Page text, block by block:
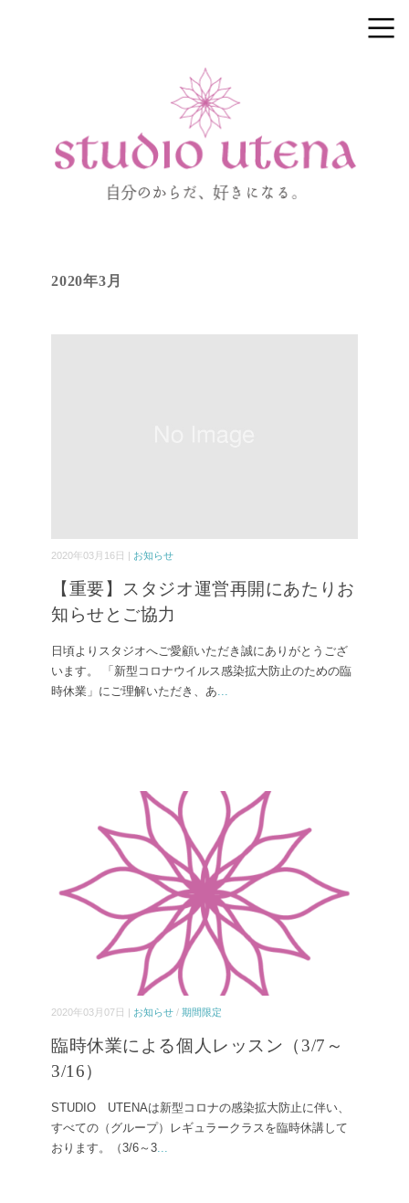
2020年3月
2020年03月16日 | お知らせ
【重要】スタジオ運営再開にあたりお
知らせとご協力
日頃よりスタジオへご愛顧いただき誠にありがとうござ
います。 「新型コロナウイルス感染拡大防止のための臨
時休業」にご理解いただき、あ
2020年03月07日 | お知らせ / 期間限定
臨時休業による個人レッスン（3/7～
3/16）
STUDIO UTENAは新型コロナの感染拡大防止に伴い、
すべての（グループ）レギュラークラスを臨時休講して
おります。（3/6～3